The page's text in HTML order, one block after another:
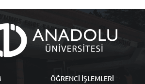
ÖĞRENCİ İŞLEMLERİ